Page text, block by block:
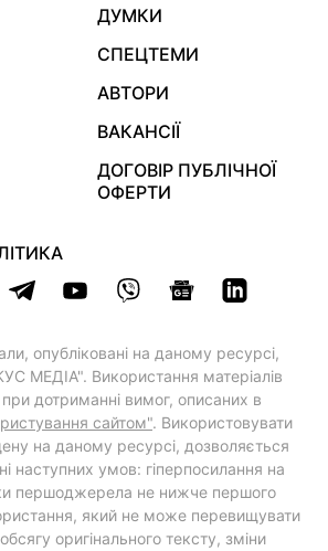
ДУМКИ
СПЕЦТЕМИ
АВТОРИ
ВАКАНСІЇ
ДОГОВІР ПУБЛІЧНОЇ
ОФЕРТИ
опубліковані на даному ресурсі,
МЕДІА". Використання матеріалів
дотриманні вимог, описаних в
сайтом". Використовувати
на даному ресурсі, дозволяється
наступних умов: гіперпосилання на
першоджерела не нижче першого
який не може перевищувати
оригінального тексту, зміни